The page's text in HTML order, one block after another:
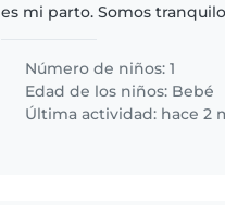
es mi parto. Somos
semanas de vida de..
Número de niños: 1
Edad de los niños: Bebé
Última actividad: hace 2